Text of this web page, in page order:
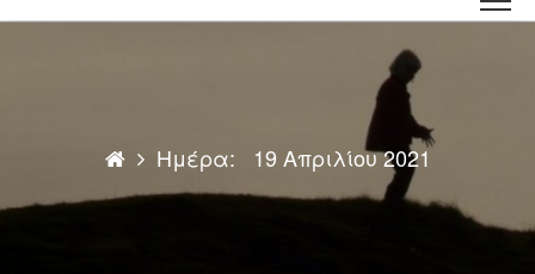
Ημέρα: 19 Απριλίου 2021